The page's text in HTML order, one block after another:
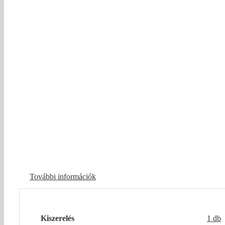
További információk
Kiszerelés 1 db